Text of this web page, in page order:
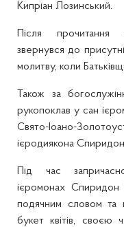
Кипріан Лозинський.
Після прочитання
звернувся до
молитву, коли
Також за
рукопоклав у сан
Свято-Іоано-
ієродиякона
Під час
ієромонах
подячним словом та
букет квітів, своєю